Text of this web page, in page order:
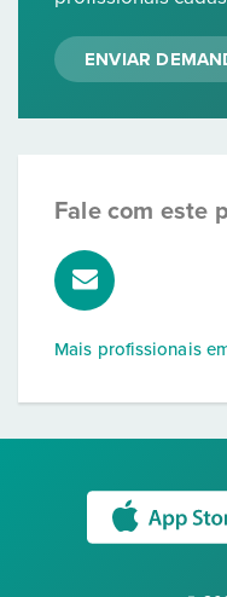
ENVIAR
Fale com este
Mais profissionais